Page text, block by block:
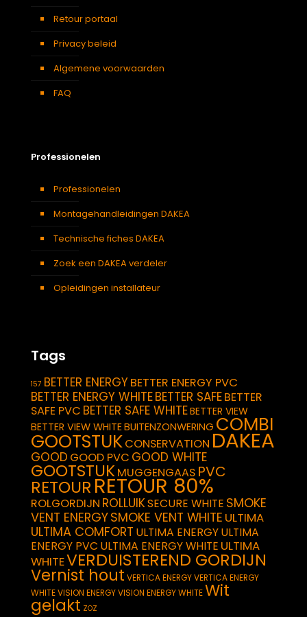
Retour portaal
Privacy beleid
Algemene voorwaarden
FAQ
Professionelen
Professionelen
Montagehandleidingen DAKEA
Technische fiches DAKEA
Zoek een DAKEA verdeler
Opleidingen installateur
Tags
157 BETTER ENERGYBETTER ENERGY PVC
BETTER ENERGY WHITEBETTER SAFEBETTER
SAFE PVC BETTER SAFE WHITEBETTER VIEW
BETTER VIEW WHITEBUITENZONWERING COMBI
GOOTSTUKCONSERVATION DAKEA
GOOD GOOD PVC GOOD WHITE
GOOTSTUKMUGGENGAAS PVC
RETOUR RETOUR 80%
ROLGORDIJN ROLLUIKSECURE WHITE SMOKE
VENT ENERGYSMOKE VENT WHITE ULTIMA
ULTIMA COMFORT ULTIMA ENERGYULTIMA
ENERGY PVC ULTIMA ENERGY WHITE ULTIMA
WHITEVERDUISTEREND GORDIJN
Vernist hout VERTICA ENERGYVERTICA ENERGY
WHITEVISION ENERGYVISION ENERGY WHITEWit
gelakt ZOZ